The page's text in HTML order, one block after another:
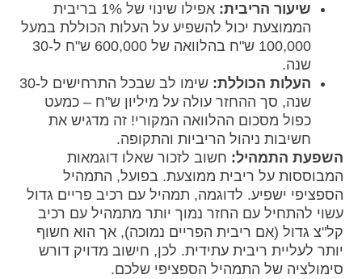
שיעור הריבית:
אפילו שינוי של 1% בריבית
הממוצעת יכול להשפיע על העלות הכוללת במעל
100,000 ש"ח בהלוואה של 600,000 ש"ח ל-30
שנה.
העלות הכוללת:
שימו לב שבכל התרחישים ל-30
שנה, סך ההחזר עולה על מיליון ש"ח – כמעט
כפול מסכום ההלוואה המקורי! זה מדגיש את
חשיבות ניהול הריביות והתקופה.
השפעת התמהיל: חשוב לזכור שאלו דוגמאות
המבוססות על ריבית ממוצעת. בפועל, התמהיל
הספציפי ישפיע. לדוגמה, תמהיל עם רכיב פריים גדול
עשוי להתחיל עם החזר נמוך יותר מתמהיל עם רכיב
קל"צ גדול (אם ריבית הפריים נמוכה), אך הוא חשוף
יותר לעליית ריבית עתידית. לכן, חישוב מדויק דורש
סימולציה של התמהיל הספציפי שלכם.